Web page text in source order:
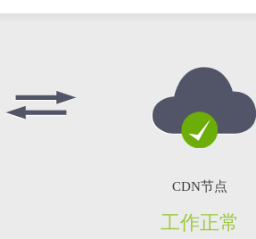
CDN节点
工作正常